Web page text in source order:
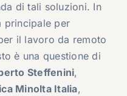
di tali soluzioni. In
principale per
il lavoro da remoto
è una questione di
Steffenini,
Minolta Italia,